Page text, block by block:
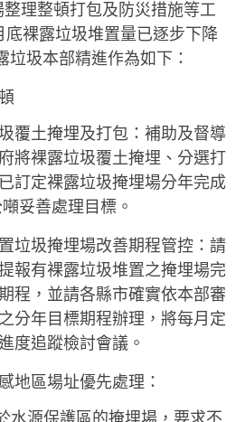
理整頓打包及防災措施等工
底裸露垃圾堆置量已逐步下降
垃圾本部精進作為如下：
覆土掩埋及打包：補助及督導
將裸露垃圾覆土掩埋、分選打
訂定裸露垃圾掩埋場分年完成
妥善處理目標。
垃圾掩埋場改善期程管控：請
報有裸露垃圾堆置之掩埋場完
程，並請各縣市確實依本部審
分年目標期程辦理，將每月定
度追蹤檢討會議。
地區場址優先處理：